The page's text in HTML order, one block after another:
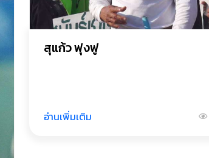
สุแก้ว ฟุงฟู
อ่านเพิ่มเติม